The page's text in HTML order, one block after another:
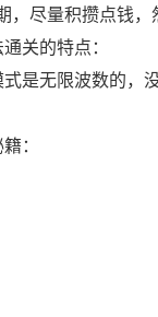
尽量积攒点钱，
关的特点：
是无限波数的，
：